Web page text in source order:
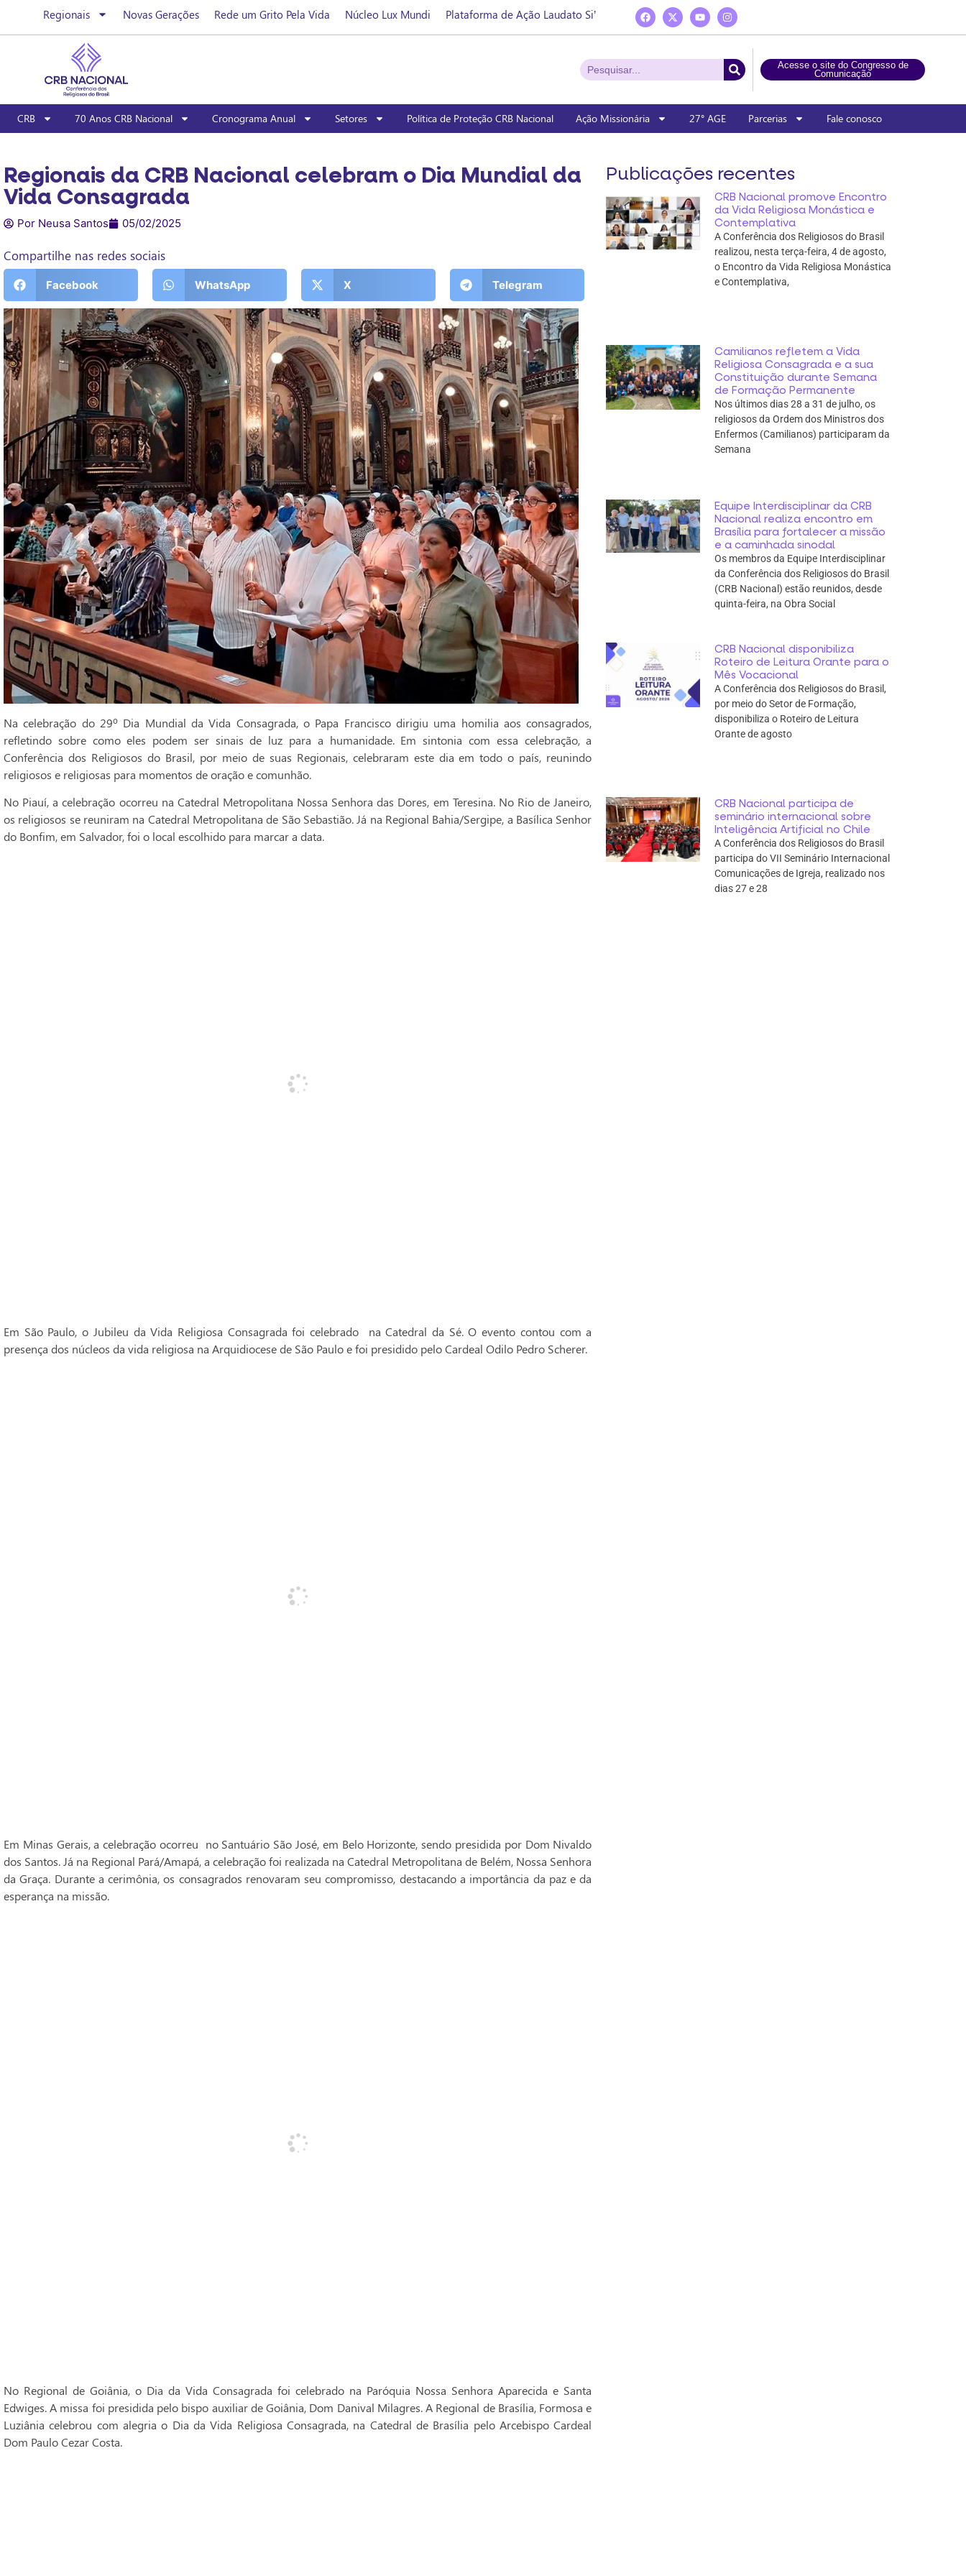
Regionais Novas Gerações Rede um Grito Pela Vida Núcleo Lux Mundi Plataforma de Ação Laudato Si’
Acesse o site do Congresso de
Comunicação
CRB 70 Anos CRB Nacional Cronograma Anual Setores Política de Proteção CRB Nacional Ação Missionária 27° AGE Parcerias Fale conosco
Regionais da CRB Nacional celebram o Dia Mundial da
Vida Consagrada
Por Neusa Santos 05/02/2025
Compartilhe nas redes sociais
Facebook WhatsApp X Telegram
Na celebração do 29º Dia Mundial da Vida Consagrada, o Papa Francisco dirigiu uma homilia aos consagrados,
refletindo sobre como eles podem ser sinais de luz para a humanidade. Em sintonia com essa celebração, a
Conferência dos Religiosos do Brasil, por meio de suas Regionais, celebraram este dia em todo o país, reunindo
religiosos e religiosas para momentos de oração e comunhão.
No Piauí, a celebração ocorreu na Catedral Metropolitana Nossa Senhora das Dores, em Teresina. No Rio de Janeiro,
os religiosos se reuniram na Catedral Metropolitana de São Sebastião. Já na Regional Bahia/Sergipe, a Basílica Senhor
do Bonfim, em Salvador, foi o local escolhido para marcar a data.
Em São Paulo, o Jubileu da Vida Religiosa Consagrada foi celebrado na Catedral da Sé. O evento contou com a
presença dos núcleos da vida religiosa na Arquidiocese de São Paulo e foi presidido pelo Cardeal Odilo Pedro Scherer.
Em Minas Gerais, a celebração ocorreu no Santuário São José, em Belo Horizonte, sendo presidida por Dom Nivaldo
dos Santos. Já na Regional Pará/Amapá, a celebração foi realizada na Catedral Metropolitana de Belém, Nossa Senhora
da Graça. Durante a cerimônia, os consagrados renovaram seu compromisso, destacando a importância da paz e da
esperança na missão.
No Regional de Goiânia, o Dia da Vida Consagrada foi celebrado na Paróquia Nossa Senhora Aparecida e Santa
Edwiges. A missa foi presidida pelo bispo auxiliar de Goiânia, Dom Danival Milagres. A Regional de Brasília, Formosa e
Luziânia celebrou com alegria o Dia da Vida Religiosa Consagrada, na Catedral de Brasília pelo Arcebispo Cardeal
Dom Paulo Cezar Costa.
Publicações recentes
CRB Nacional promove Encontro
da Vida Religiosa Monástica e
Contemplativa
A Conferência dos Religiosos do Brasil
realizou, nesta terça-feira, 4 de agosto,
o Encontro da Vida Religiosa Monástica
e Contemplativa,
Camilianos refletem a Vida
Religiosa Consagrada e a sua
Constituição durante Semana
de Formação Permanente
Nos últimos dias 28 a 31 de julho, os
religiosos da Ordem dos Ministros dos
Enfermos (Camilianos) participaram da
Semana
Equipe Interdisciplinar da CRB
Nacional realiza encontro em
Brasília para fortalecer a missão
e a caminhada sinodal
Os membros da Equipe Interdisciplinar
da Conferência dos Religiosos do Brasil
(CRB Nacional) estão reunidos, desde
quinta-feira, na Obra Social
CRB Nacional disponibiliza
Roteiro de Leitura Orante para o
Mês Vocacional
A Conferência dos Religiosos do Brasil,
por meio do Setor de Formação,
disponibiliza o Roteiro de Leitura
Orante de agosto
CRB Nacional participa de
seminário internacional sobre
Inteligência Artificial no Chile
A Conferência dos Religiosos do Brasil
participa do VII Seminário Internacional
Comunicações de Igreja, realizado nos
dias 27 e 28